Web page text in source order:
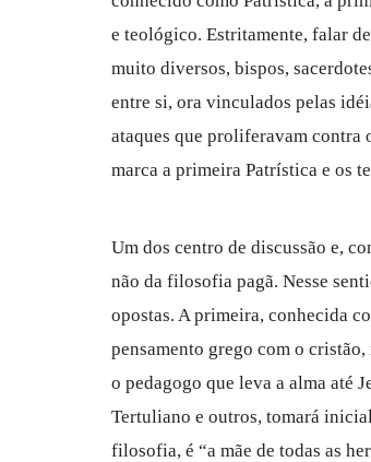
e teológico. Estritamente, falar
muito diversos, bispos,
entre si, ora vinculados pelas
ataques que proliferavam contra
marca a primeira Patrística e os
Um dos centro de discussão e,
não da filosofia pagã. Nesse
opostas. A primeira, conhecida
pensamento grego com o
o pedagogo que leva a alma até
Tertuliano e outros, tomará
filosofia, é “a mãe de todas as